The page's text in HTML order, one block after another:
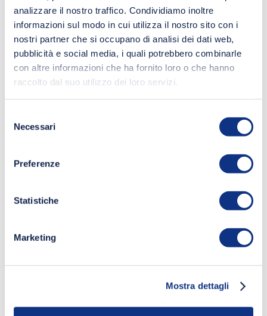
analizzare il nostro traffico. Condividiamo inoltre
informazioni sul modo in cui utilizza il nostro sito con i
nostri partner che si occupano di analisi dei dati web,
pubblicità e social media, i quali potrebbero combinarle
con altre informazioni che ha fornito loro o che hanno
raccolto dal suo utilizzo dei loro servizi.
delNecessari
Preferenze
Statistiche
Marketing
Mostra dettagli